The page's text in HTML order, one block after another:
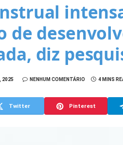
de
diz
2025 NENHUM COMENTÁRIO 4 MINS
Twitter Pinterest